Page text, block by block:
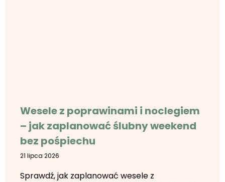
Wesele z poprawinami i noclegiem
– jak zaplanować ślubny weekend
bez pośpiechu
21 lipca 2026
Sprawdź, jak zaplanować wesele z